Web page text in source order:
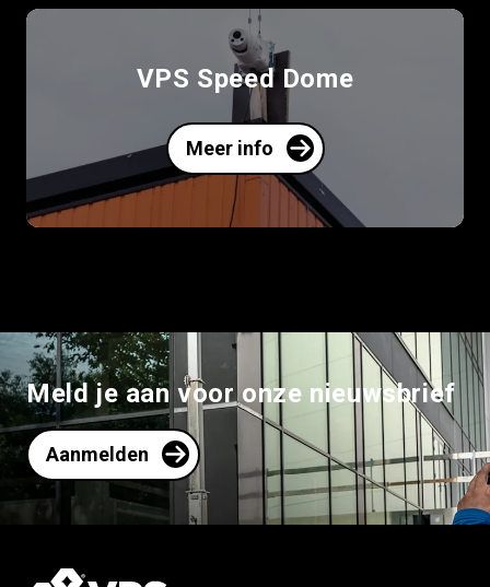
VPS Speed Dome
Meer info
Meld je aan voor onze nieuwsbrief
Aanmelden